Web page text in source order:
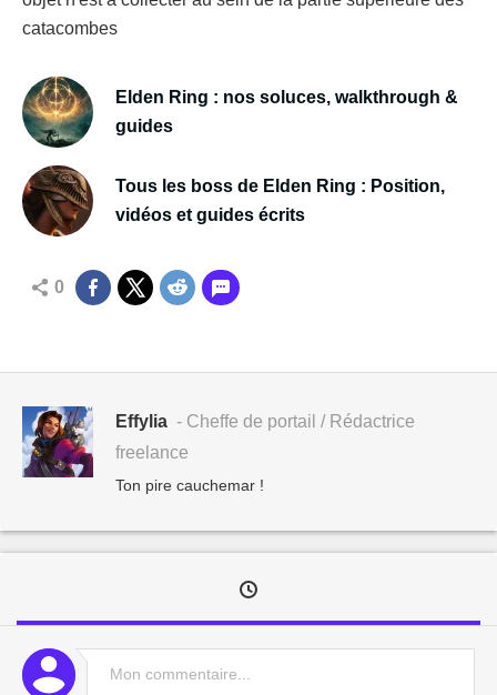
catacombes
Elden Ring : nos soluces, walkthrough &
guides
Tous les boss de Elden Ring : Position,
vidéos et guides écrits
0
Effylia - Cheffe de portail / Rédactrice
freelance
Ton pire cauchemar !